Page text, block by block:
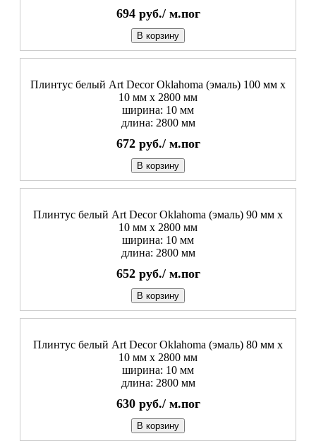
694 руб./ м.пог
В корзину
Плинтус белый Art Decor Oklahoma (эмаль) 100 мм х
10 мм х 2800 мм
ширина: 10 мм
длина: 2800 мм
672 руб./ м.пог
В корзину
Плинтус белый Art Decor Oklahoma (эмаль) 90 мм х
10 мм х 2800 мм
ширина: 10 мм
длина: 2800 мм
652 руб./ м.пог
В корзину
Плинтус белый Art Decor Oklahoma (эмаль) 80 мм х
10 мм х 2800 мм
ширина: 10 мм
длина: 2800 мм
630 руб./ м.пог
В корзину